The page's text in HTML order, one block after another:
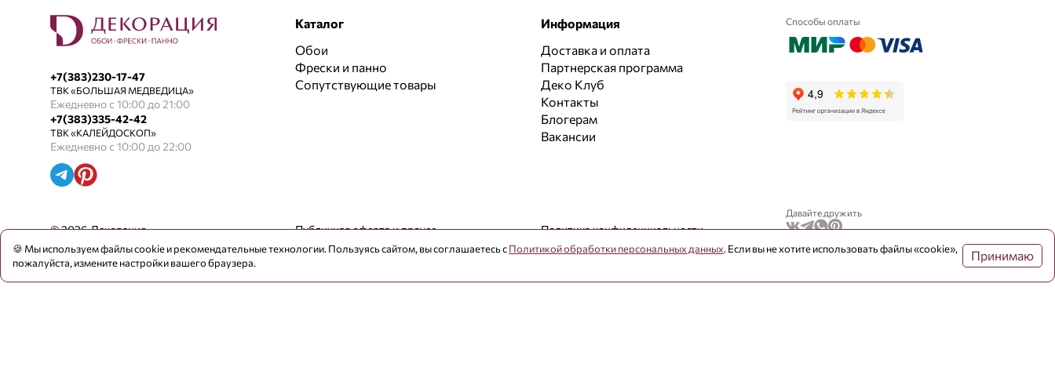
+7(383)230-17-47
ТВК «БОЛЬШАЯ МЕДВЕДИЦА»
Ежедневно с 10:00 до 21:00
+7(383)335-42-42
ТВК «КАЛЕЙДОСКОП»
Ежедневно с 10:00 до 22:00
Каталог
Обои
Фрески и панно
Сопутствующие товары
Информация
Доставка и оплата
Партнерская программа
Деко Клуб
Контакты
Блогерам
Вакансии
Способы оплаты
© 2026 Декорация Публичная оферта и прочее Политика конфиденциальности
Давайте дружить
🍪 Мы используем файлы cookie и рекомендательные технологии. Пользуясь сайтом, вы соглашаетесь сПолитикой обработки персональных данных. Если вы не хотите использовать файлы «cookie»,
пожалуйста, измените настройки вашего браузера.
Принимаю